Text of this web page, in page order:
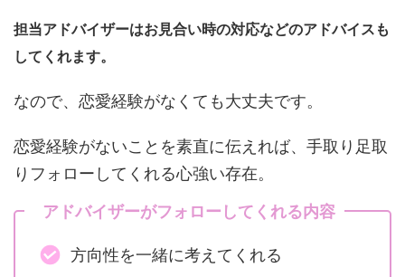
担当アドバイザーはお見合い時の対応などのアドバイスも
してくれます。
なので、恋愛経験がなくても大丈夫です。
恋愛経験がないことを素直に伝えれば、手取り足取
りフォローしてくれる心強い存在。
アドバイザーがフォローしてくれる内容
方向性を一緒に考えてくれる